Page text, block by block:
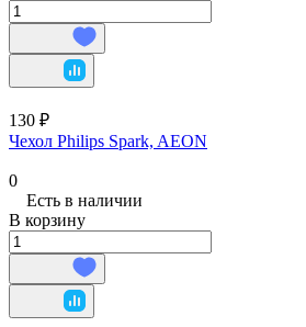
130 ₽
Чехол Philips Spark, AEON
0
Есть в наличии
В корзину